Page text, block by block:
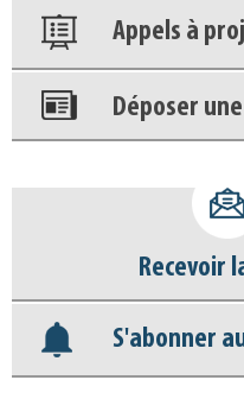
Déposer une
Accéder à
Base